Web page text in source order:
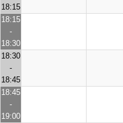
18:15
18:15
-
18:30
18:30
-
18:45
18:45
-
19:00